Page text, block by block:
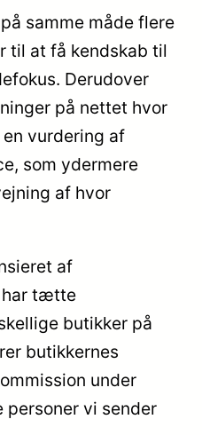
samme måde flere
til at få kendskab til
Derudover
på nettet hvor
vurdering af
som ydermere
af hvor
af
har tætte
butikker på
butikkernes
under
vi sender